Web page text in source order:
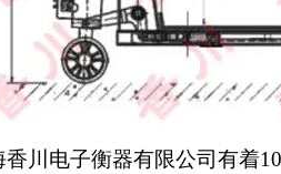
香川电子衡器有限公司有着10